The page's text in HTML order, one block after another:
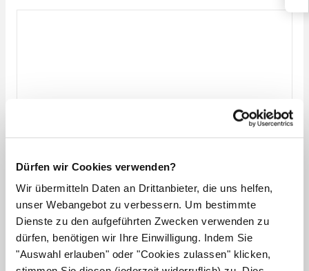
Dürfen wir Cookies verwenden?
Wir übermitteln Daten an Drittanbieter, die uns helfen,
unser Webangebot zu verbessern. Um bestimmte
Dienste zu den aufgeführten Zwecken verwenden zu
dürfen, benötigen wir Ihre Einwilligung. Indem Sie
"Auswahl erlauben" oder "Cookies zulassen" klicken,